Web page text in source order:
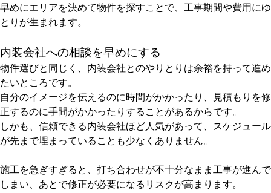
早めにエリアを決めて物件を探すことで、工事期間や費用にゆ
とりが生まれます。
内装会社への相談を早めにする
物件選びと同じく、内装会社とのやりとりは余裕を持って進め
たいところです。
自分のイメージを伝えるのに時間がかかったり、見積もりを修
正するのに手間がかかったりすることがあるからです。
しかも、信頼できる内装会社ほど人気があって、スケジュール
が先まで埋まっていることも少なくありません。
施工を急ぎすぎると、打ち合わせが不十分なまま工事が進んで
しまい、あとで修正が必要になるリスクが高まります。